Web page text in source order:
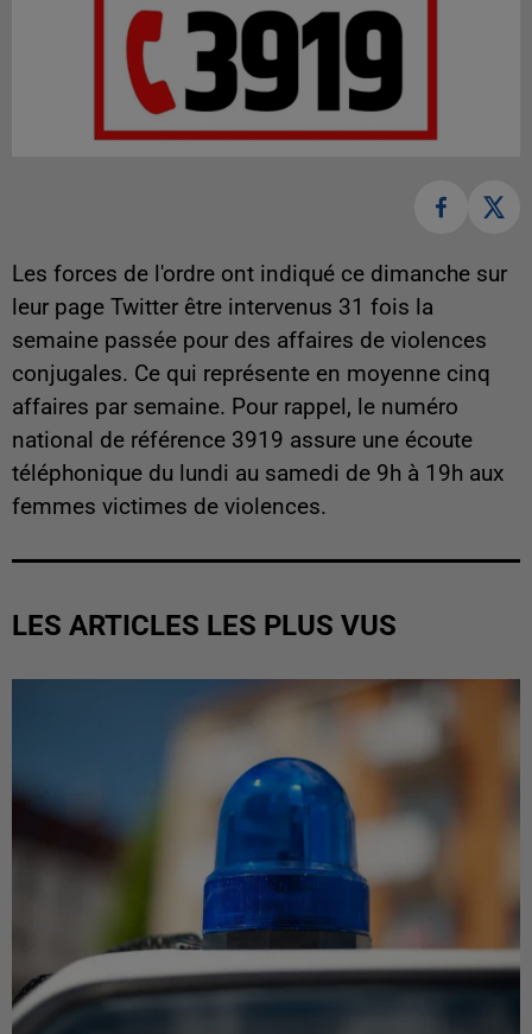
Les forces de l'ordre ont indiqué ce dimanche sur
leur page Twitter être intervenus 31 fois la
semaine passée pour des affaires de violences
conjugales. Ce qui représente en moyenne cinq
affaires par semaine. Pour rappel, le numéro
national de référence 3919 assure une écoute
téléphonique du lundi au samedi de 9h à 19h aux
femmes victimes de violences.
LES ARTICLES LES PLUS VUS